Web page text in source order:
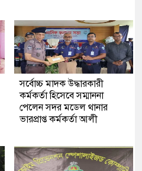
সর্বোচ্চ মাদক উদ্ধারকারী
কর্মকর্তা হিসেবে সম্মাননা
পেলেন সদর মডেল থানার
ভারপ্রাপ্ত কর্মকর্তা আলী